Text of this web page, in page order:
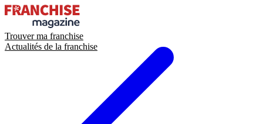
Trouver ma franchise
Actualités de la franchise